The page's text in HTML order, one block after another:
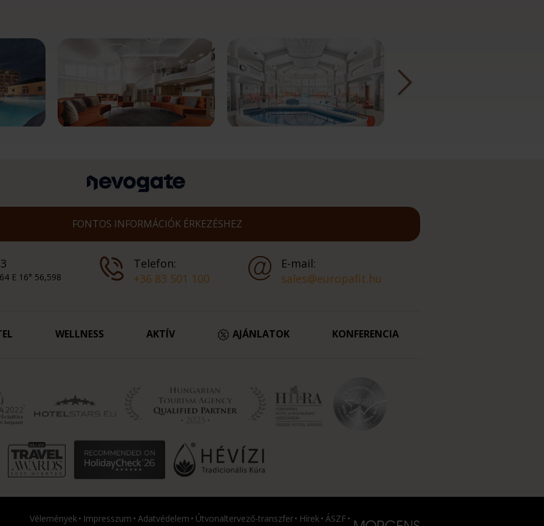
FONTOS INFORMÁCIÓK ÉRKEZÉSHEZ
E 16° 56,598
Telefon:
+36 83 501 100
E-mail:
sales@europafit.hu
WELLNESS AKTÍV AJÁNLATOK KONFERENCIA
Vélemények Impresszum Adatvédelem Útvonaltervező-transzfer Hírek ÁSZF